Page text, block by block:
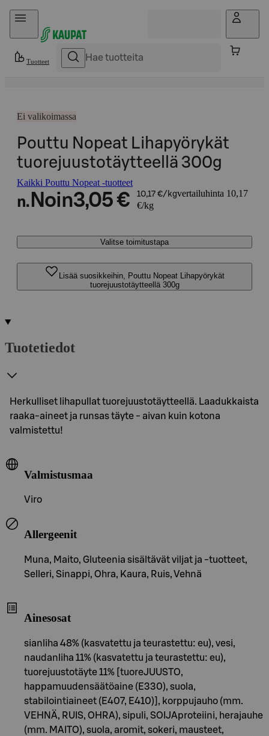
Hyppää sisältöön
Tuotteet
Ei valikoimassa
Pouttu Nopeat Lihapyörykät
tuorejuustotäytteellä 300g
Kaikki Pouttu Nopeat -tuotteet
n. Noin3,05 € 10,17 €/kgvertailuhinta 10,17
€/kg
Valitse toimitustapa
Lisää suosikkeihin, Pouttu Nopeat Lihapyörykät
tuorejuustotäytteellä 300g
Tuotetiedot
Herkulliset lihapullat tuorejuustotäytteellä. Laadukkaista
raaka-aineet ja runsas täyte - aivan kuin kotona
valmistettu!
Valmistusmaa
Viro
Allergeenit
Muna, Maito, Gluteenia sisältävät viljat ja -tuotteet,
Selleri, Sinappi, Ohra, Kaura, Ruis, Vehnä
Ainesosat
sianliha 48% (kasvatettu ja teurastettu: eu), vesi,
naudanliha 11% (kasvatettu ja teurastettu: eu),
tuorejuustotäyte 11% [tuoreJUUSTO,
happamuudensäätöaine (E330), suola,
stabilointiaineet (E407, E410)], korppujauho (mm.
VEHNÄ, RUIS, OHRA), sipuli, SOIJAproteiini, herajauhe
(mm. MAITO), suola, aromit, sokeri, mausteet,